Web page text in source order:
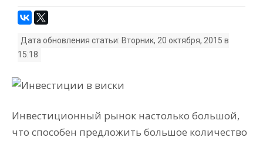
Дата обновления статьи: Вторник, 20 октября, 2015 в
15:18
Инвестиционный рынок настолько большой,
что способен предложить большое количество